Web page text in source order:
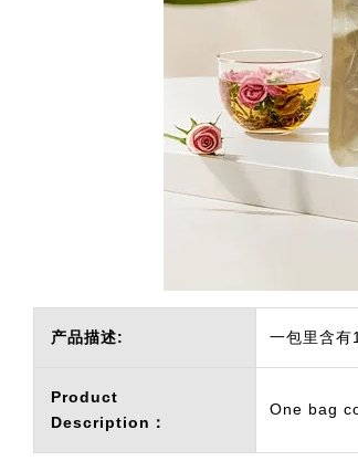
产品描述: 一包里含有
Product
Description：
One bag